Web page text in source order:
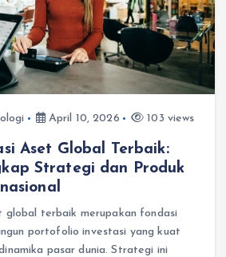
April 10, 2026 103 views
Aset Global Terbaik:
Strategi dan Produk
global terbaik merupakan fondasi
portofolio investasi yang kuat
pasar dunia. Strategi ini